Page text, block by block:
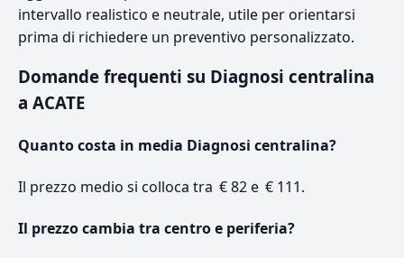
intervallo realistico e neutrale, utile per orientarsi
prima di richiedere un preventivo personalizzato.
Domande frequenti su Diagnosi centralina
a ACATE
Quanto costa in media Diagnosi centralina?
Il prezzo medio si colloca tra € 82 e € 111.
Il prezzo cambia tra centro e periferia?